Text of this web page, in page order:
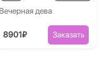
Вечерная дева
8901₽ Заказать